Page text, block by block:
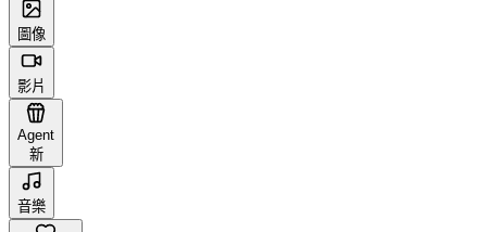
圖像
影片
Agent
新
音樂